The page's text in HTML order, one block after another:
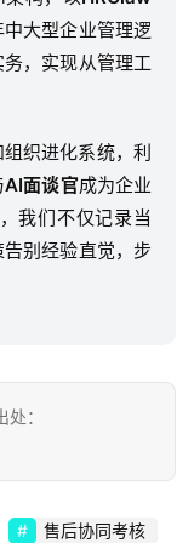
大型企业管理逻
，实现从管理工
织进化系统，利
AI面谈官成为企业
我们不仅记录当
别经验直觉，步
：
售后协同考核